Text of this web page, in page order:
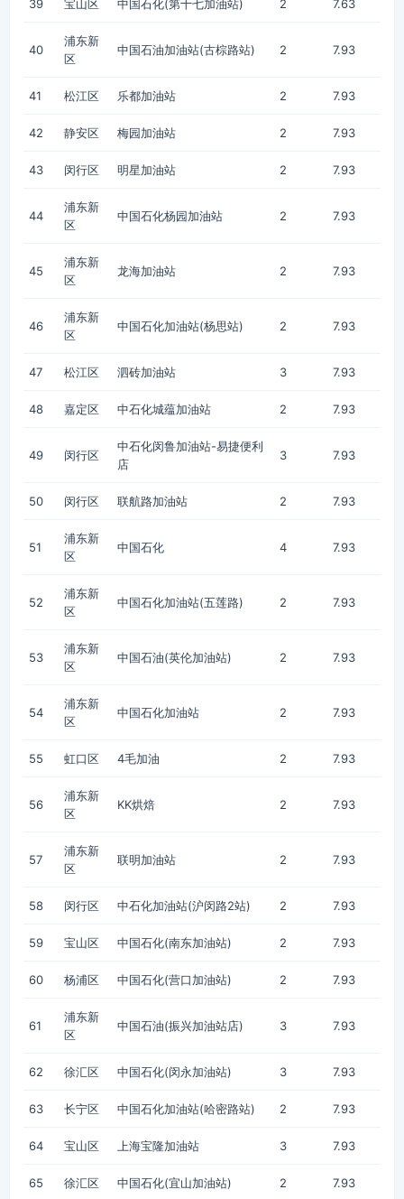
39 宝山区 中国石化(第十七加油站) 2 7.63
40
浦东新
区
中国石油加油站(古棕路站) 2 7.93
41 松江区 乐都加油站 2 7.93
42 静安区 梅园加油站 2 7.93
43 闵行区 明星加油站 2 7.93
44
浦东新
区
中国石化杨园加油站 2 7.93
45
浦东新
区
龙海加油站 2 7.93
46
浦东新
区
中国石化加油站(杨思站) 2 7.93
47 松江区 泗砖加油站 3 7.93
48 嘉定区 中石化城蕴加油站 2 7.93
49 闵行区
中石化闵鲁加油站-易捷便利
店
3 7.93
50 闵行区 联航路加油站 2 7.93
51
浦东新
区
中国石化 4 7.93
52
浦东新
区
中国石化加油站(五莲路) 2 7.93
53
浦东新
区
中国石油(英伦加油站) 2 7.93
54
浦东新
区
中国石化加油站 2 7.93
55 虹口区 4毛加油 2 7.93
56
浦东新
区
KK烘焙 2 7.93
57
浦东新
区
联明加油站 2 7.93
58 闵行区 中石化加油站(沪闵路2站) 2 7.93
59 宝山区 中国石化(南东加油站) 2 7.93
60 杨浦区 中国石化(营口加油站) 2 7.93
61
浦东新
区
中国石油(振兴加油站店) 3 7.93
62 徐汇区 中国石化(闵永加油站) 3 7.93
63 长宁区 中国石化加油站(哈密路站) 2 7.93
64 宝山区 上海宝隆加油站 3 7.93
65 徐汇区 中国石化(宜山加油站) 2 7.93